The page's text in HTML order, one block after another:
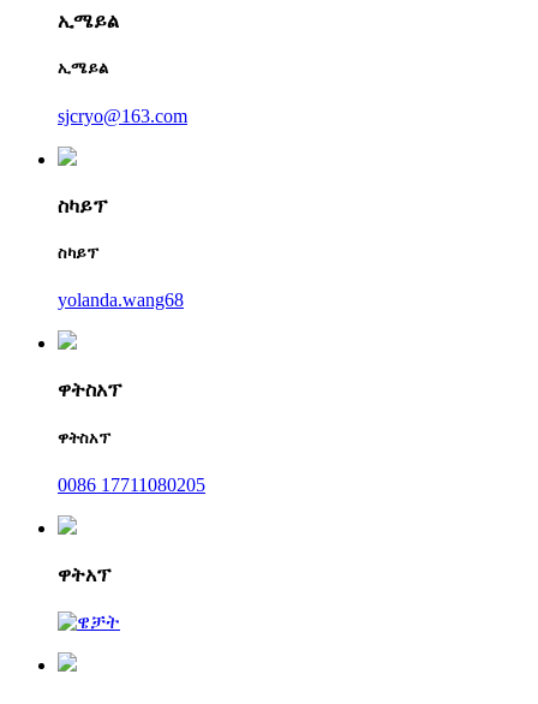
ኢሜይል
ኢሜይል
sjcryo@163.com
ስካይፕ
ስካይፕ
yolanda.wang68
ዋትስአፕ
ዋትስአፕ
0086 17711080205
ዋትአፕ